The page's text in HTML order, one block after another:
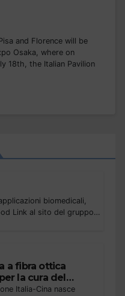
and Florence will be
Osaka, where on
18th, the Italian Pavilion
biomedicali,
Link al sito del gruppo
a fibra ottica...
a fibra ottica
la cura del
Italia-Cina nasce